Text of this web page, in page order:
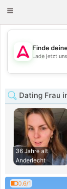
Toggle
💖
Finde
Lade jetzt
Dating Frau
36 Jahre alt
Anderlecht
0.6/1